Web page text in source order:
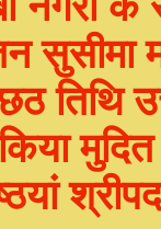
सुसीमा
तिथि
किया